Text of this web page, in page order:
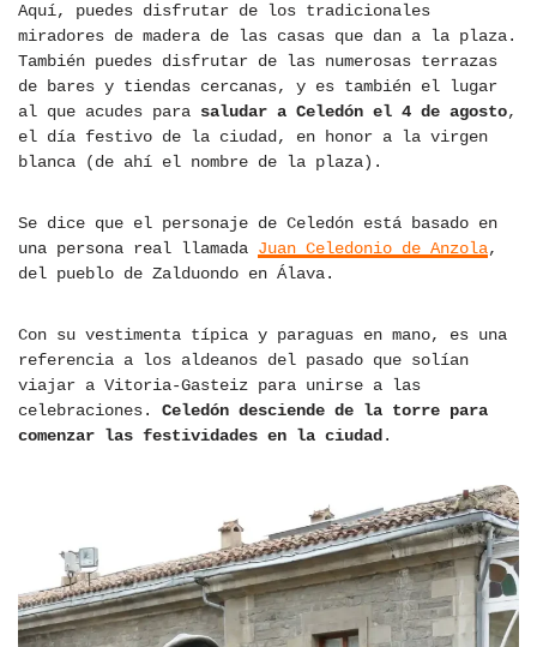
Aquí, puedes disfrutar de los tradicionales
miradores de madera de las casas que dan a la plaza.
También puedes disfrutar de las numerosas terrazas
de bares y tiendas cercanas, y es también el lugar
al que acudes para saludar a Celedón el 4 de agosto,
el día festivo de la ciudad, en honor a la virgen
blanca (de ahí el nombre de la plaza).
Se dice que el personaje de Celedón está basado en
una persona real llamada Juan Celedonio de Anzola,
del pueblo de Zalduondo en Álava.
Con su vestimenta típica y paraguas en mano, es una
referencia a los aldeanos del pasado que solían
viajar a Vitoria-Gasteiz para unirse a las
celebraciones. Celedón desciende de la torre para
comenzar las festividades en la ciudad.